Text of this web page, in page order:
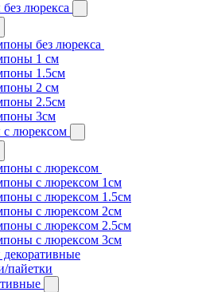
люрекса
без люрекса
1 см
1.5см
2 см
2.5см
3см
люрексом
с люрексом
с люрексом 1см
с люрексом 1.5см
с люрексом 2см
с люрексом 2.5см
с люрексом 3см
пайетки